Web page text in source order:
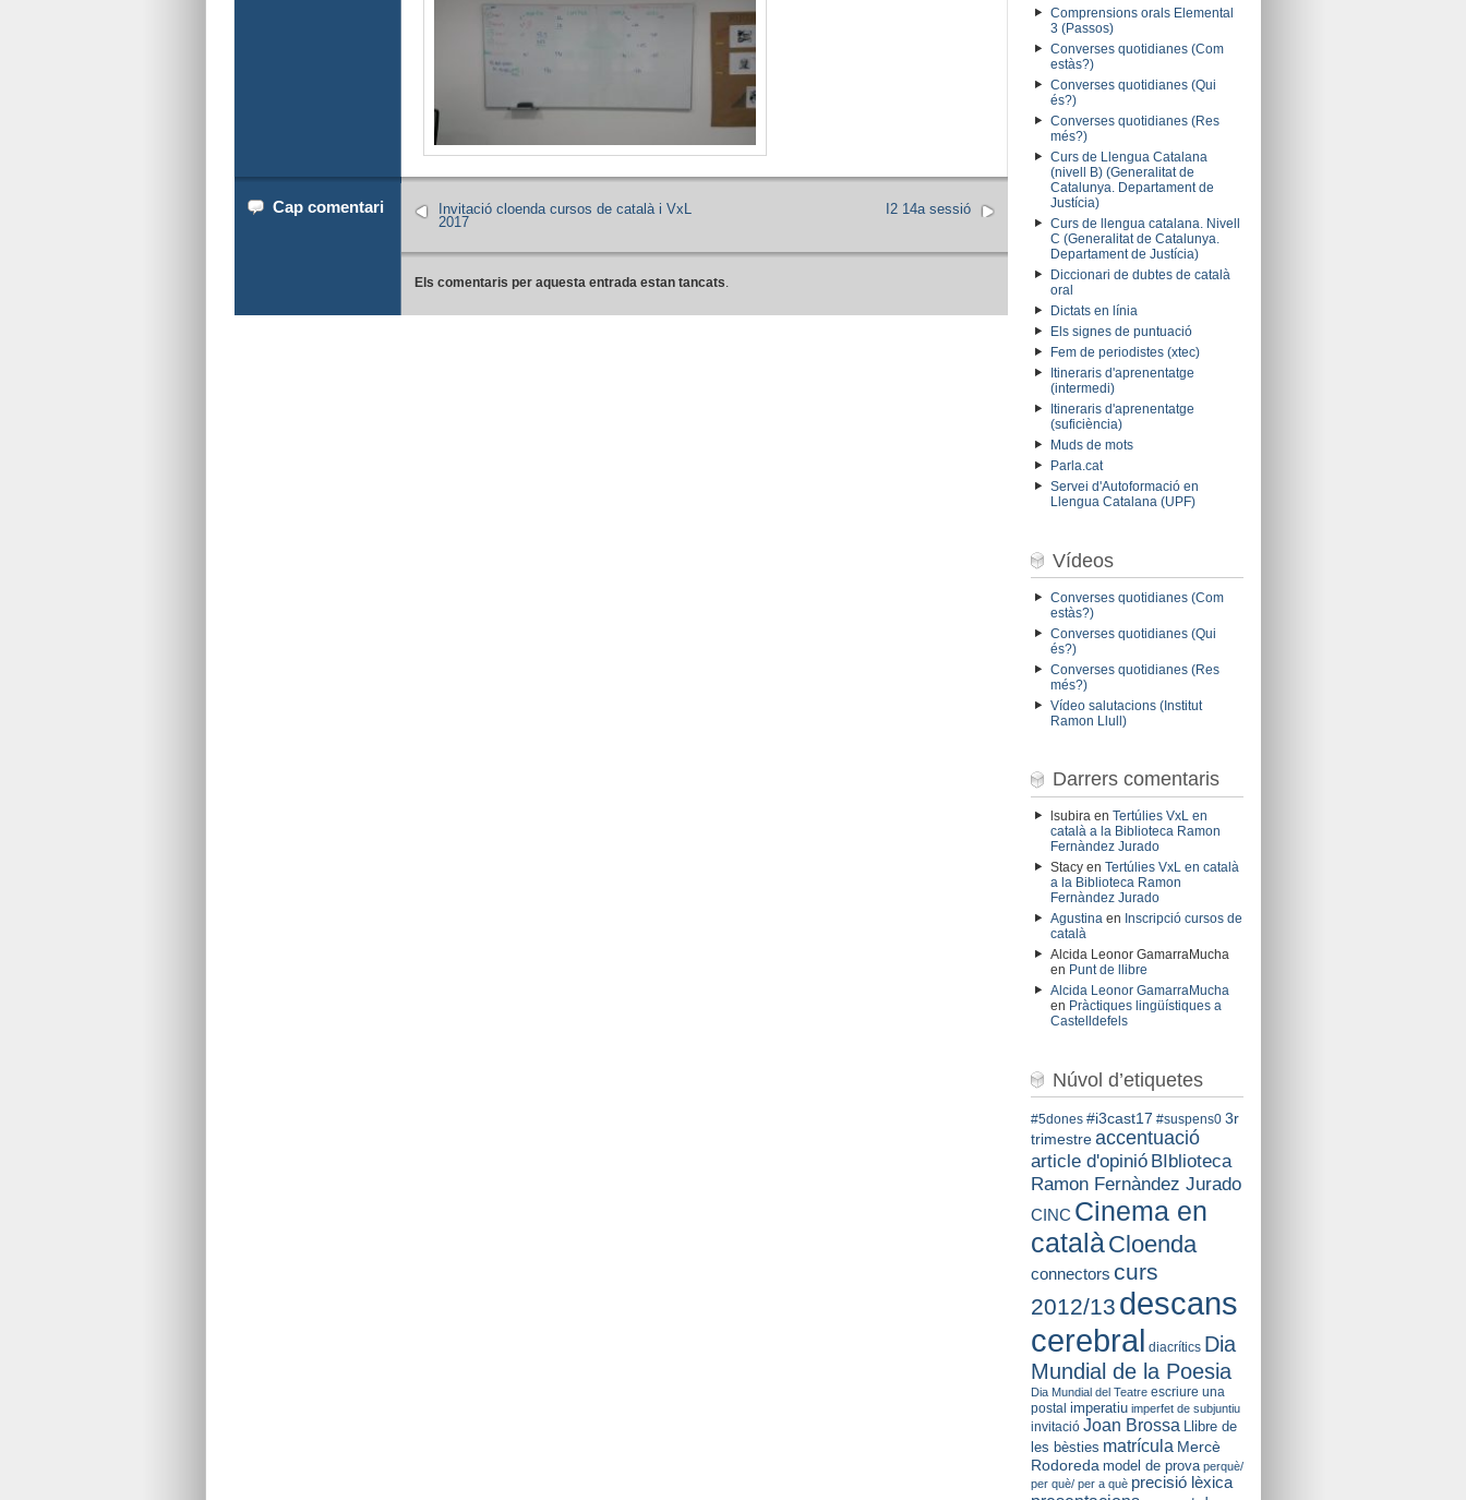
Cap comentari I2 14a sessió
Invitació cloenda cursos de català i VxL
2017
Els comentaris per aquesta entrada estan tancats.
Comprensions orals Elemental
3 (Passos)
Converses quotidianes (Com
estàs?)
Converses quotidianes (Qui
és?)
Converses quotidianes (Res
més?)
Curs de Llengua Catalana
(nivell B) (Generalitat de
Catalunya. Departament de
Justícia)
Curs de llengua catalana. Nivell
C (Generalitat de Catalunya.
Departament de Justícia)
Diccionari de dubtes de català
oral
Dictats en línia
Els signes de puntuació
Fem de periodistes (xtec)
Itineraris d'aprenentatge
(intermedi)
Itineraris d'aprenentatge
(suficiència)
Muds de mots
Parla.cat
Servei d'Autoformació en
Llengua Catalana (UPF)
Vídeos
Converses quotidianes (Com
estàs?)
Converses quotidianes (Qui
és?)
Converses quotidianes (Res
més?)
Vídeo salutacions (Institut
Ramon Llull)
Darrers comentaris
lsubiraen Tertúlies VxL en
català a la Biblioteca Ramon
Fernàndez Jurado
Stacyen Tertúlies VxL en català
a la Biblioteca Ramon
Fernàndez Jurado
Agustinaen Inscripció cursos de
català
Alcida Leonor GamarraMucha
en Punt de llibre
Alcida Leonor GamarraMucha
en Pràctiques lingüístiques a
Castelldefels
Núvol d’etiquetes
#5dones #i3cast17 #suspens0 3r
trimestre accentuació
article d'opinió BIblioteca
Ramon Fernàndez Jurado
CINC Cinema en
catalàCloenda
connectors curs
2012/13 descans
cerebral diacrítics Dia
Mundial de la Poesia
Dia Mundial del Teatre escriure una
postal imperatiu imperfet de subjuntiu
invitació Joan Brossa
Llibre de
les bèsties matrícula Mercè
Rodoreda model de prova perquè/
per què/ per a què precisió lèxica